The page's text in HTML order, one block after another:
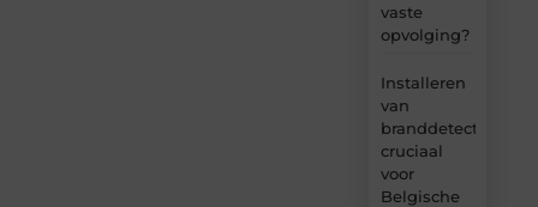
vaste
opvolging?
Installeren
van
branddetectie:
cruciaal
voor
Belgische